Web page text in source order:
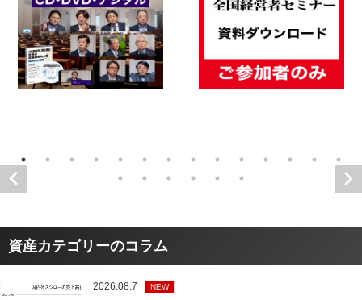
資産カテゴリーのコラム
2026.08.7 NEW